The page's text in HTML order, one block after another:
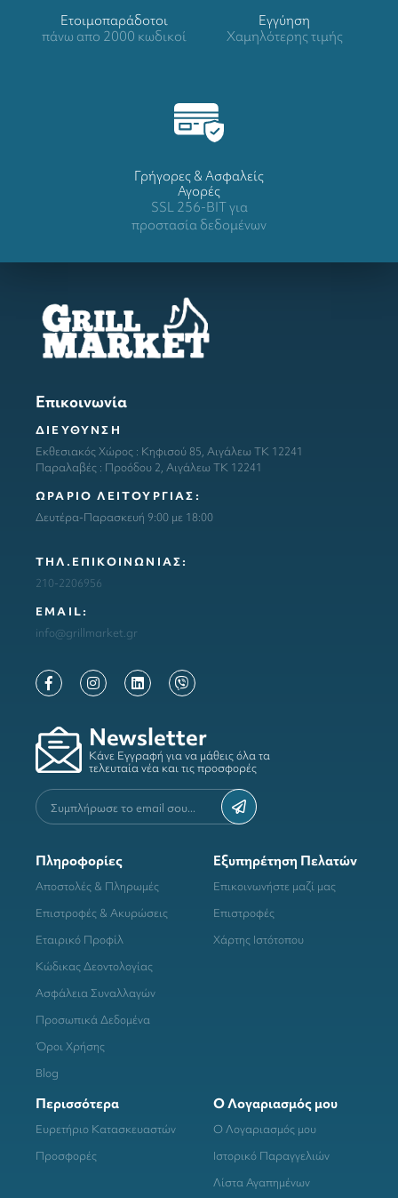
Ετοιμοπαράδοτοι
πάνω απο 2000 κωδικοί
Eγγύηση
Χαμηλότερης τιμής
Γρήγορες & Ασφαλείς
Αγορές
SSL 256-BIT για
προστασία δεδομένων
Επικοινωνία
ΔΙΕΥΘΥΝΣΗ
Εκθεσιακός Χώρος : Κηφισού 85, Αιγάλεω ΤΚ 12241
Παραλαβές : Προόδου 2, Αιγάλεω ΤΚ 12241
ΩΡΑΡΙΟ ΛΕΙΤΟΥΡΓΙΑΣ:
Δευτέρα-Παρασκευή 9:00 με 18:00
ΤΗΛ.ΕΠΙΚΟΙΝΩΝΙΑΣ:
210-2206956
ΕΜΑΙL:
info@grillmarket.gr
Newsletter
Κάνε Εγγραφή για να μάθεις όλα τα
τελευταία νέα και τις προσφορές
Πληροφορίες
Αποστολές & Πληρωμές
Επιστροφές & Ακυρώσεις
Εταιρικό Προφίλ
Κώδικας Δεοντολογίας
Ασφάλεια Συναλλαγών
Προσωπικά Δεδομένα
Όροι Χρήσης
Blog
Εξυπηρέτηση Πελατών
Επικοινωνήστε μαζί μας
Επιστροφές
Χάρτης Ιστότοπου
Περισσότερα
Ευρετήριο Κατασκευαστών
Προσφορές
Ο Λογαριασμός μου
Ο Λογαριασμός μου
Ιστορικό Παραγγελιών
Λίστα Αγαπημένων